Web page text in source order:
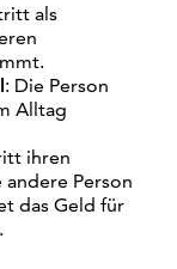
als
: Die Person
Alltag
ihren
Person
das Geld für